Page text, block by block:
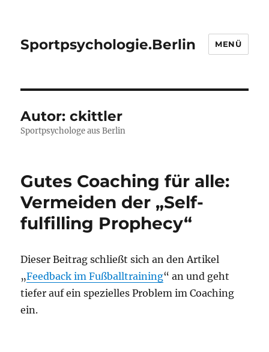
Sportpsychologie.Berlin MENÜ
Autor:ckittler
Sportpsychologe aus Berlin
Gutes Coaching für alle:
Vermeiden der „Self-
fulfilling Prophecy“
Dieser Beitrag schließt sich an den Artikel
„Feedback im Fußballtraining“ an und geht
tiefer auf ein spezielles Problem im Coaching
ein.